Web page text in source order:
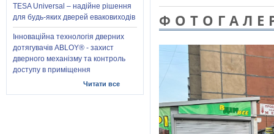
TESA Universal – надійне рішення
для будь-яких дверей еваковиходів
Інноваційна технологія дверних
дотягувачів ABLOY® - захист
дверного механізму та контроль
доступу в приміщення
Читати все